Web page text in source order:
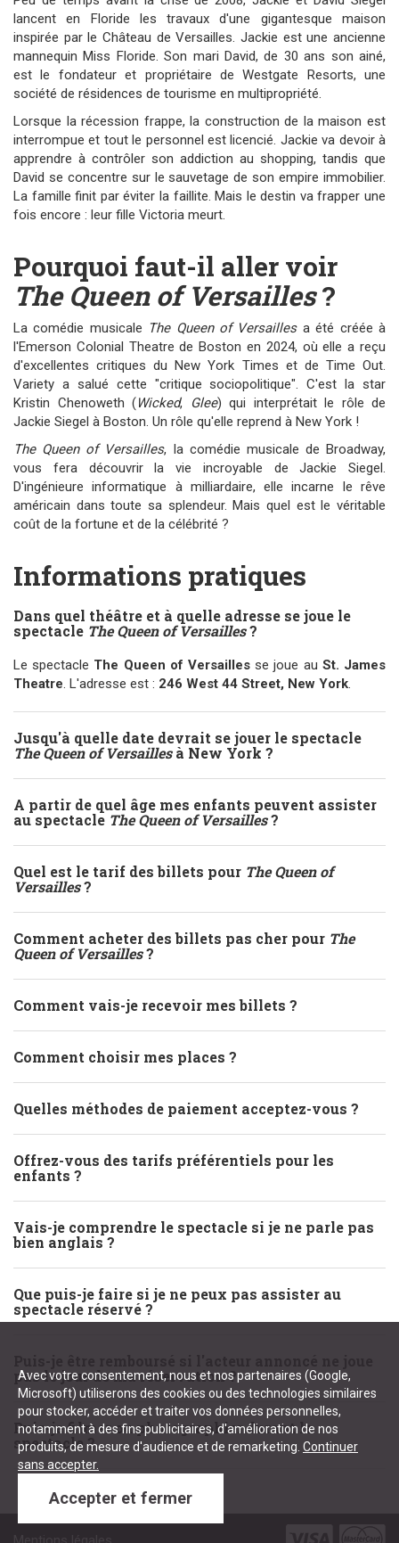
lancent en Floride les travaux d'une gigantesque maison
inspirée par le Château de Versailles. Jackie est une ancienne
mannequin Miss Floride. Son mari David, de 30 ans son ainé,
est le fondateur et propriétaire de Westgate Resorts, une
société de résidences de tourisme en multipropriété.
Lorsque la récession frappe, la construction de la maison est
interrompue et tout le personnel est licencié. Jackie va devoir à
apprendre à contrôler son addiction au shopping, tandis que
David se concentre sur le sauvetage de son empire immobilier.
La famille finit par éviter la faillite. Mais le destin va frapper une
fois encore : leur fille Victoria meurt.
Pourquoi faut-il aller voir
The Queen of Versailles?
La comédie musicale The Queen of Versaillesa été créée à
l'Emerson Colonial Theatre de Boston en 2024, où elle a reçu
d'excellentes critiques du New York Times et de Time Out.
Variety a salué cette "critique sociopolitique". C'est la star
Kristin Chenoweth (Wicked, Glee) qui interprétait le rôle de
Jackie Siegel à Boston. Un rôle qu'elle reprend à New York !
The Queen of Versailles, la comédie musicale de Broadway,
vous fera découvrir la vie incroyable de Jackie Siegel.
D'ingénieure informatique à milliardaire, elle incarne le rêve
américain dans toute sa splendeur. Mais quel est le véritable
coût de la fortune et de la célébrité ?
Informations pratiques
Dans quel théâtre et à quelle adresse se joue le
spectacle The Queen of Versailles?
Le spectacle The Queen of Versailles se joue au St. James
Theatre. L'adresse est : 246 West 44 Street, New York.
Jusqu'à quelle date devrait se jouer le spectacle
The Queen of Versaillesà New York ?
A partir de quel âge mes enfants peuvent assister
au spectacle The Queen of Versailles?
Quel est le tarif des billets pour The Queen of
Versailles?
Comment acheter des billets pas cher pour The
Queen of Versailles?
Comment vais-je recevoir mes billets ?
Comment choisir mes places ?
Quelles méthodes de paiement acceptez-vous ?
Offrez-vous des tarifs préférentiels pour les
enfants ?
Vais-je comprendre le spectacle si je ne parle pas
bien anglais ?
Que puis-je faire si je ne peux pas assister au
spectacle réservé ?
pas le jour de ma réservation ?
Puis-je filmer ou photographier durant le
spectacle ?
Avec votre consentement, nous et nos partenaires (Google,
Microsoft) utiliserons des cookies ou des technologies similaires
pour stocker, accéder et traiter vos données personnelles,
notamment à des fins publicitaires, d'amélioration de nos
produits, de mesure d'audience et de remarketing. Continuer
sans accepter.
Accepter et fermer